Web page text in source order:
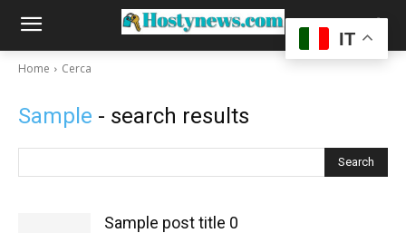
Home Cerca
Sample - search results
Search
Sample post title 0
IT